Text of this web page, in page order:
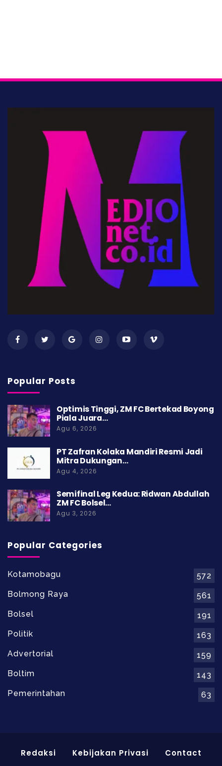
Popular Posts
Optimis Tinggi, ZM FC Bertekad Boyong
Piala Juara…
Agu 6, 2026
PT Zafran Kolaka Mandiri Resmi Jadi
Mitra Dukungan…
Agu 4, 2026
Semifinal Leg Kedua: Ridwan Abdullah
ZM FC Bolsel…
Agu 3, 2026
Popular Categories
Kotamobagu
572
Bolmong Raya
561
Bolsel
191
Politik
163
Advertorial
159
Boltim
143
Pemerintahan
63
Redaksi Kebijakan Privasi Contact